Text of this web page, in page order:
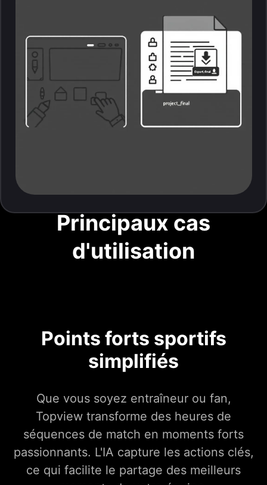
Principaux cas
d'utilisation
Points forts sportifs
simplifiés
Que vous soyez entraîneur ou fan,
Topview transforme des heures de
séquences de match en moments forts
passionnants. L'IA capture les actions clés,
ce qui facilite le partage des meilleurs